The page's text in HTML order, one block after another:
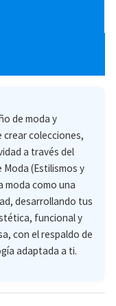
de moda y
colecciones,
a través del
(Estilismos y
moda como una
desarrollando tus
funcional y
con el respaldo de
adaptada a ti.